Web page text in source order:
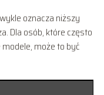
oznacza niższy
Dla osób, które często
może to być